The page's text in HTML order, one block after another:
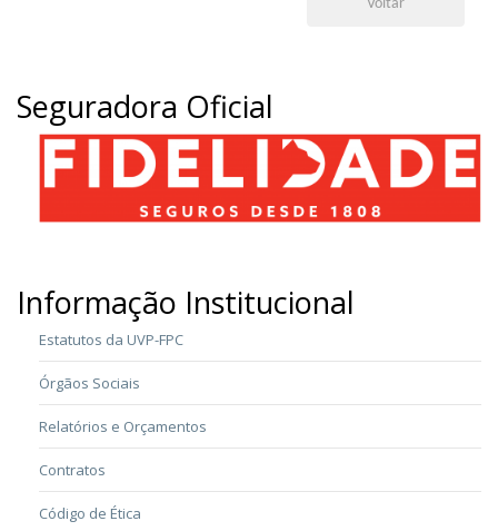
Voltar
Seguradora Oficial
Informação Institucional
Estatutos da UVP-FPC
Órgãos Sociais
Relatórios e Orçamentos
Contratos
Código de Ética